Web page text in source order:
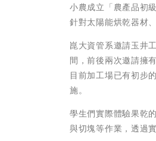
小農成立「農產品初
針對太陽能烘乾器材
崑大資管系邀請玉井
間，前後兩次邀請擁
目前加工場已有初步
施。
學生們實際體驗果乾
與切塊等作業，透過